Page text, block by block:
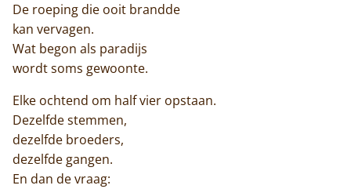
De roeping die ooit brandde
kan vervagen.
Wat begon als paradijs
wordt soms gewoonte.
Elke ochtend om half vier opstaan.
Dezelfde stemmen,
dezelfde broeders,
dezelfde gangen.
En dan de vraag: